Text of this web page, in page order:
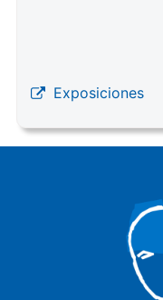
Exposiciones